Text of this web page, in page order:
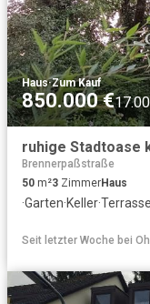
Haus·Zum Kauf
850.000 €
ruhige Stadtoase
Brennerpaßstraße
50 m²3 ZimmerHaus
·Garten·Keller·Terrasse
Seit letzter Woche bei